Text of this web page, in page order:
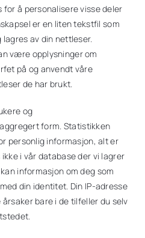
å personalisere visse deler
er en liten tekstfil som
av din nettleser.
være opplysninger om
på og anvendt våre
de har brukt.
og
form. Statistikken
personlig informasjon, alt er
i vår database der vi lagrer
informasjon om deg som
din identitet. Din IP-adresse
bare i de tilfeller du selv